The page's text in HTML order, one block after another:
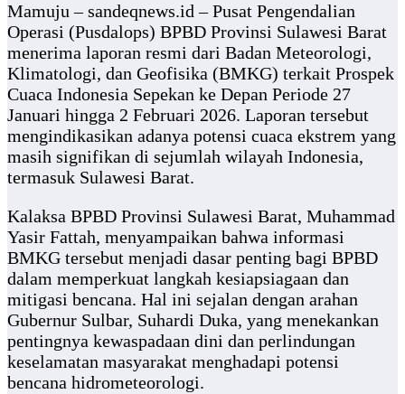
Mamuju – sandeqnews.id – Pusat Pengendalian
Operasi (Pusdalops) BPBD Provinsi Sulawesi Barat
menerima laporan resmi dari Badan Meteorologi,
Klimatologi, dan Geofisika (BMKG) terkait Prospek
Cuaca Indonesia Sepekan ke Depan Periode 27
Januari hingga 2 Februari 2026. Laporan tersebut
mengindikasikan adanya potensi cuaca ekstrem yang
masih signifikan di sejumlah wilayah Indonesia,
termasuk Sulawesi Barat.
Kalaksa BPBD Provinsi Sulawesi Barat, Muhammad
Yasir Fattah, menyampaikan bahwa informasi
BMKG tersebut menjadi dasar penting bagi BPBD
dalam memperkuat langkah kesiapsiagaan dan
mitigasi bencana. Hal ini sejalan dengan arahan
Gubernur Sulbar, Suhardi Duka, yang menekankan
pentingnya kewaspadaan dini dan perlindungan
keselamatan masyarakat menghadapi potensi
bencana hidrometeorologi.